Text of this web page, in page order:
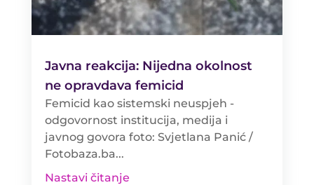
Javna reakcija: Nijedna okolnost
ne opravdava femicid
Femicid kao sistemski neuspjeh -
odgovornost institucija, medija i
javnog govora foto: Svjetlana Panić /
Fotobaza.ba...
Nastavi čitanje